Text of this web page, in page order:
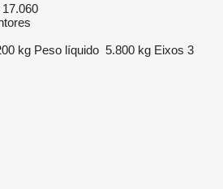
kg Peso líquido 5.800 kg Eixos 3